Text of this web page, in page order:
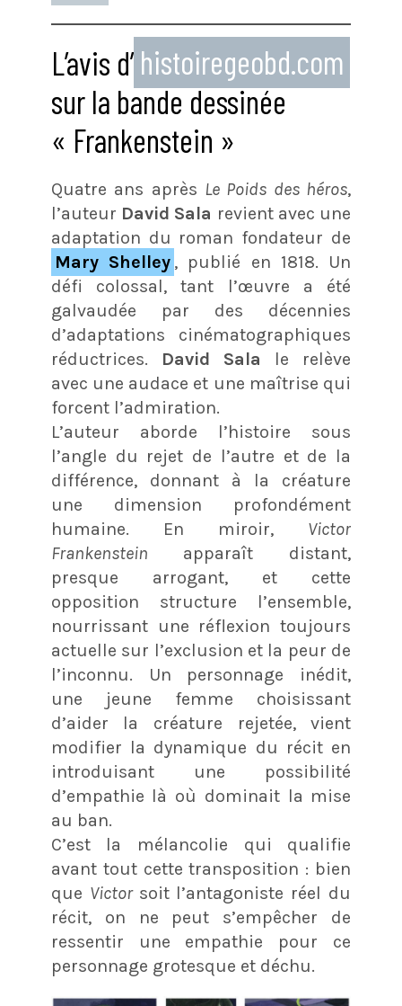
L’avis d’ histoiregeobd.com
sur la bande dessinée
« Frankenstein »
Quatre ans après Le Poids des héros,
l’auteur David Sala revient avec une
adaptation du roman fondateur de
Mary Shelley , publié en 1818. Un
défi colossal, tant l’œuvre a été
galvaudée par des décennies
d’adaptations cinématographiques
réductrices. David Sala le relève
avec une audace et une maîtrise qui
forcent l’admiration.
L’auteur aborde l’histoire sous
l’angle du rejet de l’autre et de la
différence, donnant à la créature
une dimension profondément
humaine. En miroir, Victor
Frankenstein apparaît distant,
presque arrogant, et cette
opposition structure l’ensemble,
nourrissant une réflexion toujours
actuelle sur l’exclusion et la peur de
l’inconnu. Un personnage inédit,
une jeune femme choisissant
d’aider la créature rejetée, vient
modifier la dynamique du récit en
introduisant une possibilité
d’empathie là où dominait la mise
au ban.
C’est la mélancolie qui qualifie
avant tout cette transposition : bien
que Victor soit l’antagoniste réel du
récit, on ne peut s’empêcher de
ressentir une empathie pour ce
personnage grotesque et déchu.